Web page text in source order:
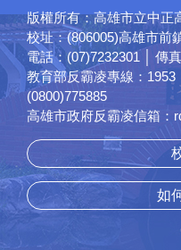
版權所有：高雄市立中正
校址：(806005)高雄市前
電話：(07)7232301 │ 傳
教育部反霸凌專線：1953
(0800)775885
高雄市政府反霸凌信箱：
如